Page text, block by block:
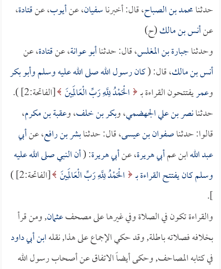
حدثنامحمد بن الصباح، قال: أخبرناسفيان، عنأيوب، عنقتادة،
عنأنس بن مالك(ح)
وحدثناجبارة بن المغلس، قال: حدثناأبو عوانة، عنقتادة، عن
أنس بن مالك، قال: (كان رسول الله صلى الله عليه وسلم وأبو بكر
وعمريفتتحون القراءة بـ الْحَمْدُ لِلَّهِ رَبِّ الْعَالَمِينَ [الفاتحة:2] ).
حدثنانصر بن علي الجهضمي، وبكر بن خلف، وعقبة بن مكرم،
قالوا: حدثناصفوان بن عيسى، قال: حدثنابشر بن رافع، عنأبي
عبد اللهابن عمأبي هريرة، عنأبي هريرة: (أن النبي صلى الله عليه
وسلم كان يفتتح القراءة بـ الْحَمْدُ لِلَّهِ رَبِّ الْعَالَمِينَ
[الفاتحة:2] )
].
والقراءة تكون في الصلاة وفي غيرها على مصحفعثمان, ومن قرأ
بخلافه فصلاته باطلة, وقد حكي الإجماع على هذا, نقلهابن أبي داود
في كتابه المصاحف, وحكى أيضاً الاتفاق عن أصحاب رسول الله